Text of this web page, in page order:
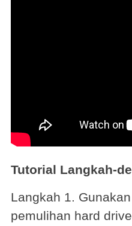
Tutorial Langkah-
Langkah 1.
pemulihan hard